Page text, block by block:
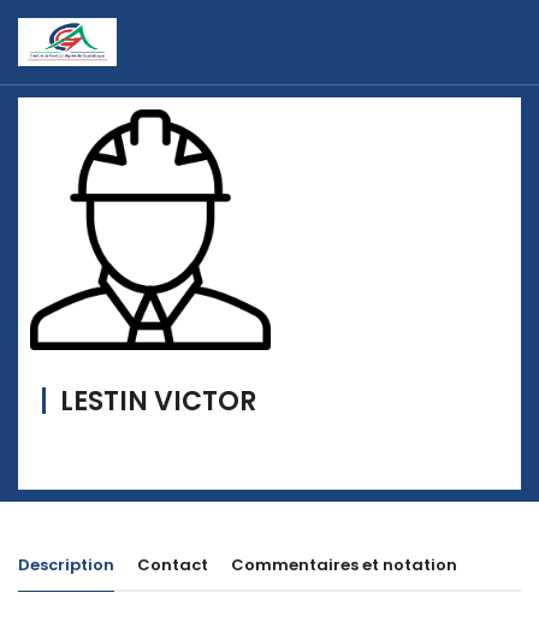
LESTIN VICTOR
Description Contact Commentaires et notation